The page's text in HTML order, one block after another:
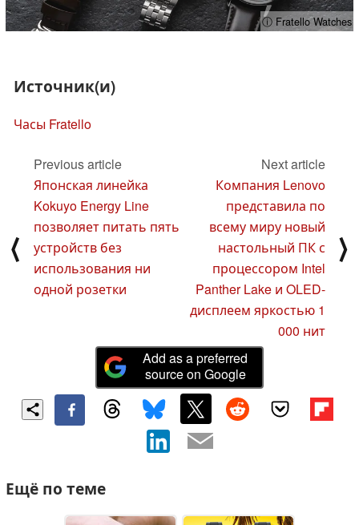
ⓘ Fratello Watches
Источник(и)
Часы Fratello
⟨
Previous article
Японская линейка
Kokuyo Energy Line
позволяет питать пять
устройств без
использования ни
одной розетки
Next article
Компания Lenovo
представила по
всему миру новый
настольный ПК с
процессором Intel
Panther Lake и OLED-
дисплеем яркостью 1
000 нит
⟩
Add as a preferred
source on Google
Ещё по теме